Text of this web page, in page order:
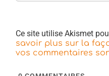
Ce site utilise Akismet
savoir plus sur la
vos commentaires